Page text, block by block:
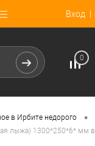
Вход
0
в Ирбите недорого •
лыжа) 1300*250*6* мм